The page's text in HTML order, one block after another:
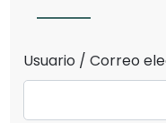
Usuario / Correo